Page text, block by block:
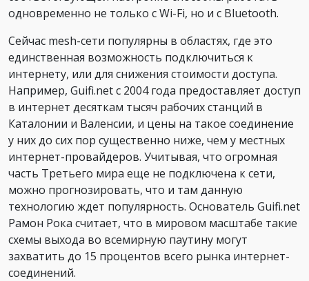
одновременно не только с Wi-Fi, но и с Bluetooth.
Сейчас mesh-сети популярны в областях, где это
единственная возможность подключиться к
интернету, или для снижения стоимости доступа.
Например, Guifi.net с 2004 года предоставляет доступ
в интернет десяткам тысяч рабочих станций в
Каталонии и Валенсии, и цены на такое соединение
у них до сих пор существенно ниже, чем у местных
интернет-провайдеров. Учитывая, что огромная
часть Третьего мира еще не подключена к сети,
можно прогнозировать, что и там данную
технологию ждет популярность. Основатель Guifi.net
Рамон Рока считает, что в мировом масштабе такие
схемы выхода во всемирную паутину могут
захватить до 15 процентов всего рынка интернет-
соединений.